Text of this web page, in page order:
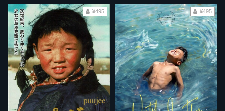
¥495 ¥495